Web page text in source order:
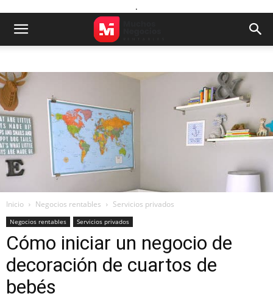
.
Inicio Negocios rentables Servicios privados
Negocios rentables Servicios privados
Cómo iniciar un negocio de
decoración de cuartos de
bebés